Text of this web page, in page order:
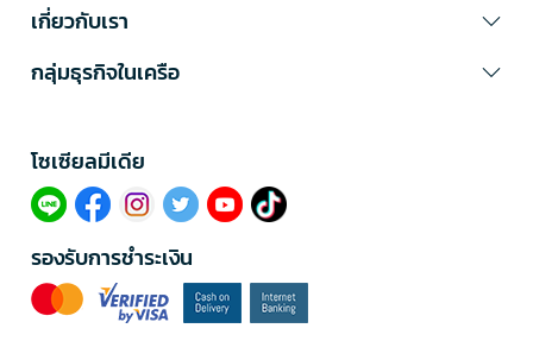
เกี่ยวกับเรา
กลุ่มธุรกิจในเครือ
โซเซียลมีเดีย​
รองรับการชำระเงิน